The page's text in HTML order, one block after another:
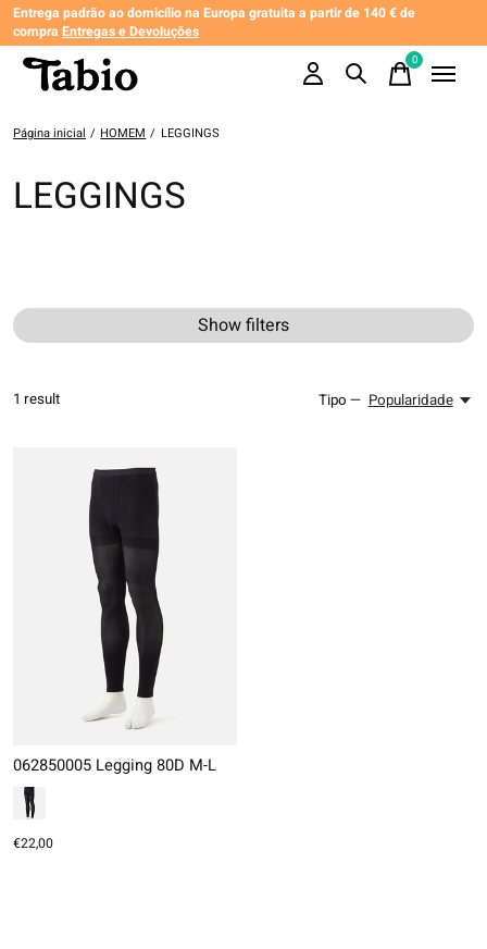
Entrega padrão ao domicílio na Europa gratuita a partir de 140 € de
compra Entregas e Devoluções
0items
Página inicial / HOMEM / LEGGINGS
LEGGINGS
Show filters
1 result Tipo — Popularidade
062850005 Legging 80D M-L
€22,00